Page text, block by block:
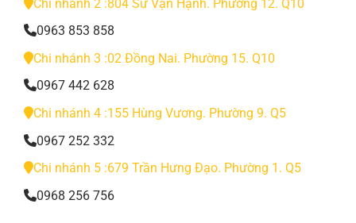
Chi nhánh 2 :804 Sư Vạn Hạnh. Phường 12. Q10
0963 853 858
Chi nhánh 3 :02 Đồng Nai. Phường 15. Q10
0967 442 628
Chi nhánh 4 :155 Hùng Vương. Phường 9. Q5
0967 252 332
Chi nhánh 5 :679 Trần Hưng Đạo. Phường 1. Q5
0968 256 756